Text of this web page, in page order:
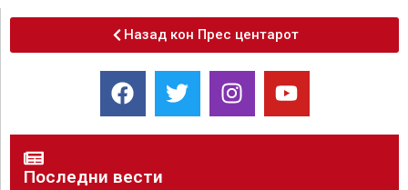
Назад кон Прес центарот
Последни вести